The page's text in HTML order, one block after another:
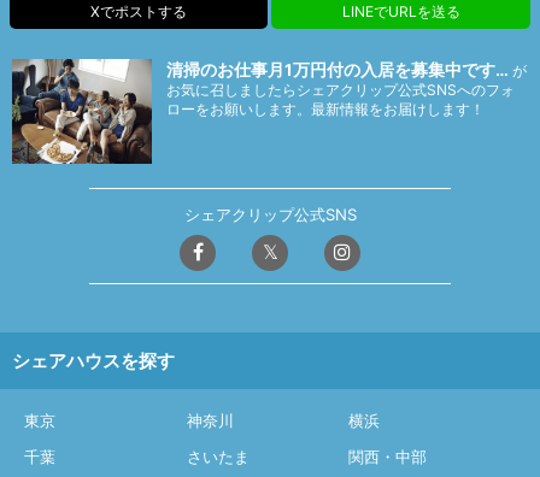
Xでポストする LINEでURLを送る
清掃のお仕事月1万円付の入居を募集中です… が
お気に召しましたらシェアクリップ公式SNSへのフォ
ローをお願いします。最新情報をお届けします！
シェアクリップ公式SNS
シェアハウスを探す
東京 神奈川
横浜
千葉
さいたま
関西・中部